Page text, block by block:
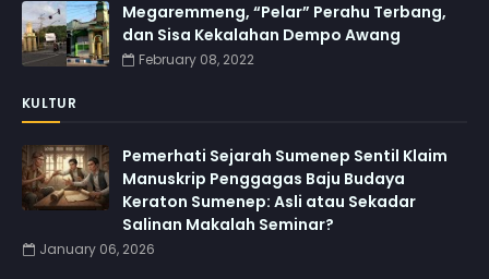
Megaremmeng, “Pelar” Perahu Terbang,
dan Sisa Kekalahan Dempo Awang
February 08, 2022
KULTUR
Pemerhati Sejarah Sumenep Sentil Klaim
Manuskrip Penggagas Baju Budaya
Keraton Sumenep: Asli atau Sekadar
Salinan Makalah Seminar?
January 06, 2026